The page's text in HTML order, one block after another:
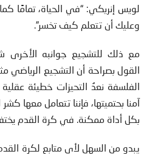
لويس إنريكي: “في الحياة، تمامًا
وعليك أن تتعلم كيف تخسر”.
مع ذلك للتشجيع جوانبه الأخرى
القول بصراحة أن التشجيع الرياضي
الفلسفة نعدُ التحيزات خطيئة
آمنا بحتميتها، فإننا تتعامل معها
بكل أداة ممكنة. في كرة القدم
يبدو من السهل لأي متابع لكرة